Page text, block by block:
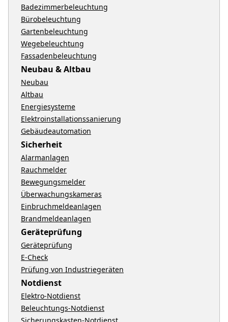
Badezimmerbeleuchtung
Bürobeleuchtung
Gartenbeleuchtung
Wegebeleuchtung
Fassadenbeleuchtung
Neubau & Altbau
Neubau
Altbau
Energiesysteme
Elektroinstallationssanierung
Gebäudeautomation
Sicherheit
Alarmanlagen
Rauchmelder
Bewegungsmelder
Überwachungskameras
Einbruchmeldeanlagen
Brandmeldeanlagen
Geräteprüfung
Geräteprüfung
E-Check
Prüfung von Industriegeräten
Notdienst
Elektro-Notdienst
Beleuchtungs-Notdienst